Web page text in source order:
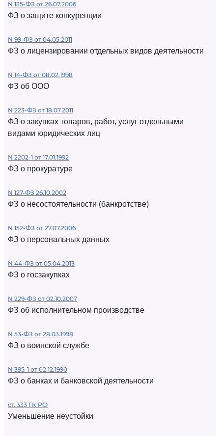
N 135-ФЗ от 26.07.2006
ФЗ о защите конкуренции
N 99-ФЗ от 04.05.2011
ФЗ о лицензировании отдельных видов деятельности
N 14-ФЗ от 08.02.1998
ФЗ об ООО
N 223-ФЗ от 18.07.2011
ФЗ о закупках товаров, работ, услуг отдельными
видами юридических лиц
N 2202-1 от 17.01.1992
ФЗ о прокуратуре
N 127-ФЗ 26.10.2002
ФЗ о несостоятельности (банкротстве)
N 152-ФЗ от 27.07.2006
ФЗ о персональных данных
N 44-ФЗ от 05.04.2013
ФЗ о госзакупках
N 229-ФЗ от 02.10.2007
ФЗ об исполнительном производстве
N 53-ФЗ от 28.03.1998
ФЗ о воинской службе
N 395-1 от 02.12.1990
ФЗ о банках и банковской деятельности
ст. 333 ГК РФ
Уменьшение неустойки